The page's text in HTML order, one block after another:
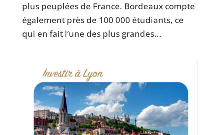
plus peuplées de France. Bordeaux compte
également près de 100 000 étudiants, ce
qui en fait l’une des plus grandes...